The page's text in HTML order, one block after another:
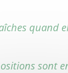
quand
sont